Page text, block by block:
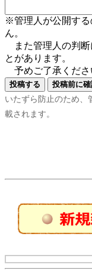
※管理人が公開する
ん。
また管理人の判断
とがあります。
予めご了承くださ
いたずら防止のため、
載されます。